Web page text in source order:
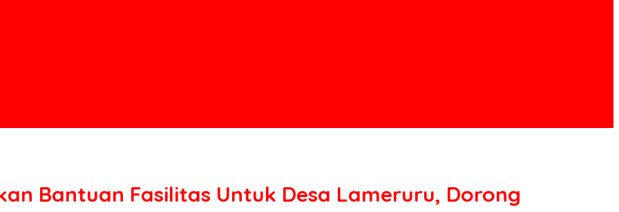
Bantuan Fasilitas Untuk Desa Lameruru, Dorong